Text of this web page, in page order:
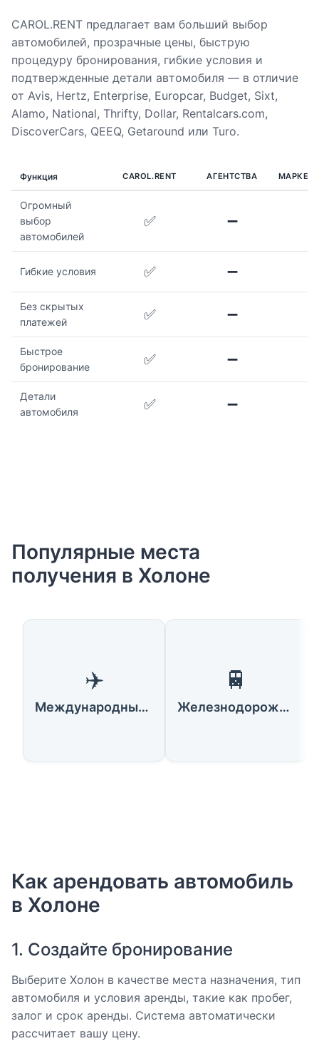
CAROL.RENT предлагает вам больший выбор
автомобилей, прозрачные цены, быструю
процедуру бронирования, гибкие условия и
подтвержденные детали автомобиля — в отличие
от Avis, Hertz, Enterprise, Europcar, Budget, Sixt,
Alamo, National, Thrifty, Dollar, Rentalcars.com,
DiscoverCars, QEEQ, Getaround или Turo.
Функция CAROL.RENT АГЕНТСТВА
Огромный
выбор
автомобилей
✅ ➖
Гибкие условия ✅ ➖
Без скрытых
платежей
✅ ➖
Быстрое
бронирование
✅ ➖
Детали
автомобиля
✅ ➖
Популярные места
получения в Холоне
✈️
Международный аэропорт Бен-Гурион
🚆
Железнодорожная станция Холона
Как арендовать автомобиль
в Холоне
1. Создайте бронирование
Выберите Холон в качестве места назначения, тип
автомобиля и условия аренды, такие как пробег,
залог и срок аренды. Система автоматически
рассчитает вашу цену.